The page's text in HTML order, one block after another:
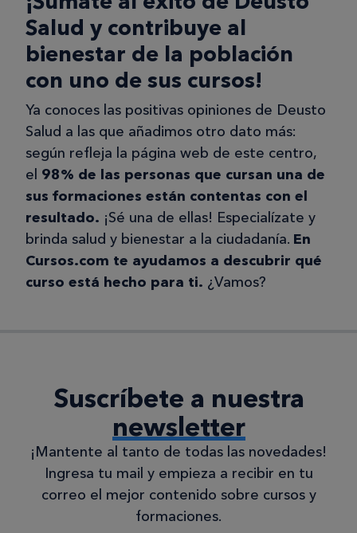
Salud y contribuye al
bienestar de la población
con uno de sus cursos!
Ya conoces las positivas opiniones de Deusto
Salud a las que añadimos otro dato más:
según refleja la página web de este centro,
el 98% de las personas que cursan una de
sus formaciones están contentas con el
resultado. ¡Sé una de ellas! Especialízate y
brinda salud y bienestar a la ciudadanía. En
Cursos.com te ayudamos a descubrir qué
curso está hecho para ti. ¿Vamos?
Suscríbete a nuestra
newsletter
¡Mantente al tanto de todas las novedades!
Ingresa tu mail y empieza a recibir en tu
correo el mejor contenido sobre cursos y
formaciones.